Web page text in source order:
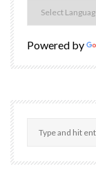
Powered by